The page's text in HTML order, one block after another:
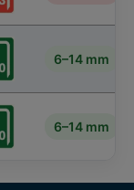
6–14 mm
6–14 mm